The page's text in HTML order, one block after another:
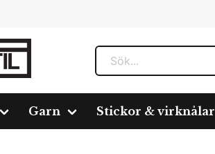
Garn Stickor & virknålar
413935